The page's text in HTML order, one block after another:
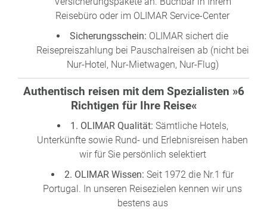
Reisebüro oder im OLIMAR Service-Center
Sicherungsschein: OLIMAR sichert die
Reisepreiszahlung bei Pauschalreisen ab (nicht bei
Nur-Hotel, Nur-Mietwagen, Nur-Flug)
Authentisch reisen mit dem Spezialisten »6
Richtigen für Ihre Reise«
1. OLIMAR Qualität: Sämtliche Hotels,
Unterkünfte sowie Rund- und Erlebnisreisen haben
wir für Sie persönlich selektiert
2. OLIMAR Wissen: Seit 1972 die Nr.1 für
Portugal. In unseren Reisezielen kennen wir uns
bestens aus